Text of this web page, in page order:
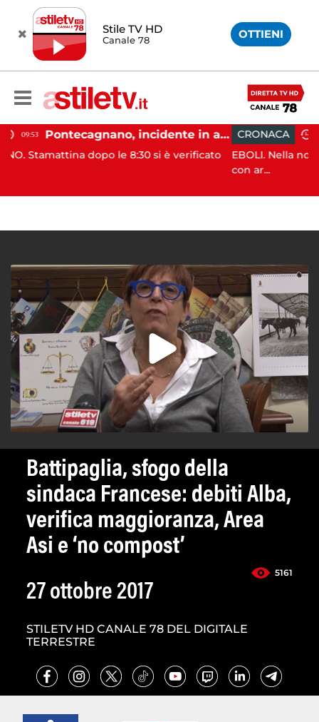
Stile TV HD
Canale 78 OTTIENI
Pontecagnano, incidente in autostrada: 5 giovani feriti
dopo le 8:30 si è verificato
CRONACA 08:13
EBOLI. Nella notte un uomo e’
Battipaglia, sfogo della
sindaca Francese: debiti Alba,
verifica maggioranza, Area
Asi e ‘no compost’
5161
27 ottobre 2017
STILETV HD CANALE 78 DEL DIGITALE
TERRESTRE